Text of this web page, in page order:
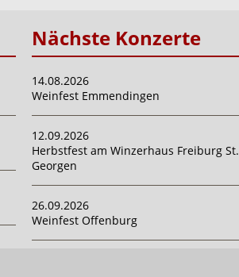
Nächste Konzerte
14.08.2026
Weinfest Emmendingen
12.09.2026
Herbstfest am Winzerhaus Freiburg St.
Georgen
26.09.2026
Weinfest Offenburg